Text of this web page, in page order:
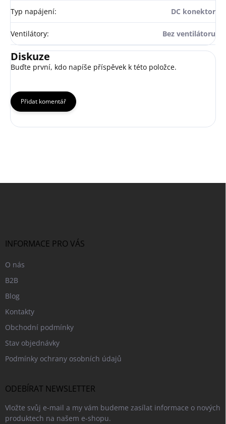
Typ napájení: DC konektor
Ventilátory: Bez ventilátoru
Diskuze
Buďte první, kdo napíše příspěvek k této položce.
Přidat komentář
INFORMACE PRO VÁS
O nás
B2B
Blog
Kontakty
Obchodní podmínky
Stav objednávky
Podmínky ochrany osobních údajů
ODEBÍRAT NEWSLETTER
Vložte svůj e-mail a my vám budeme zasílat informace o nových
produktech na našem e-shopu.